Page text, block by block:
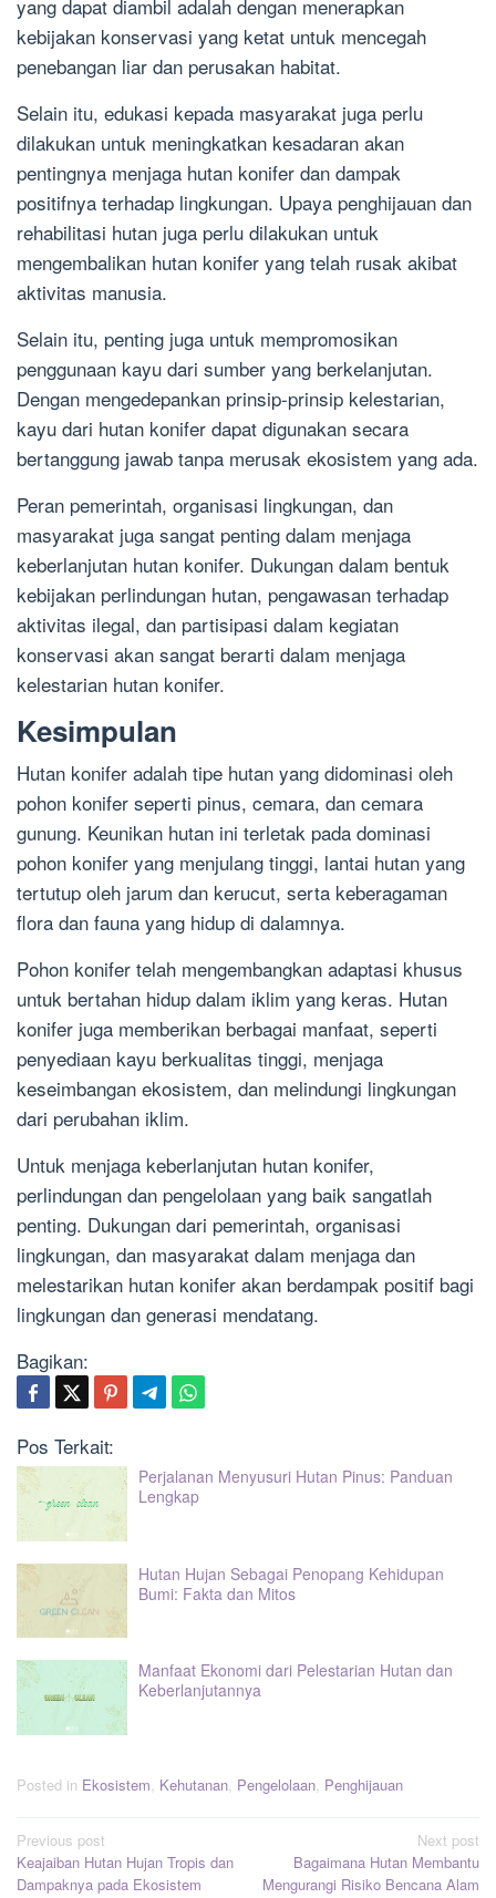
yang dapat diambil adalah dengan menerapkan
kebijakan konservasi yang ketat untuk mencegah
penebangan liar dan perusakan habitat.
Selain itu, edukasi kepada masyarakat juga perlu
dilakukan untuk meningkatkan kesadaran akan
pentingnya menjaga hutan konifer dan dampak
positifnya terhadap lingkungan. Upaya penghijauan dan
rehabilitasi hutan juga perlu dilakukan untuk
mengembalikan hutan konifer yang telah rusak akibat
aktivitas manusia.
Selain itu, penting juga untuk mempromosikan
penggunaan kayu dari sumber yang berkelanjutan.
Dengan mengedepankan prinsip-prinsip kelestarian,
kayu dari hutan konifer dapat digunakan secara
bertanggung jawab tanpa merusak ekosistem yang ada.
Peran pemerintah, organisasi lingkungan, dan
masyarakat juga sangat penting dalam menjaga
keberlanjutan hutan konifer. Dukungan dalam bentuk
kebijakan perlindungan hutan, pengawasan terhadap
aktivitas ilegal, dan partisipasi dalam kegiatan
konservasi akan sangat berarti dalam menjaga
kelestarian hutan konifer.
Kesimpulan
Hutan konifer adalah tipe hutan yang didominasi oleh
pohon konifer seperti pinus, cemara, dan cemara
gunung. Keunikan hutan ini terletak pada dominasi
pohon konifer yang menjulang tinggi, lantai hutan yang
tertutup oleh jarum dan kerucut, serta keberagaman
flora dan fauna yang hidup di dalamnya.
Pohon konifer telah mengembangkan adaptasi khusus
untuk bertahan hidup dalam iklim yang keras. Hutan
konifer juga memberikan berbagai manfaat, seperti
penyediaan kayu berkualitas tinggi, menjaga
keseimbangan ekosistem, dan melindungi lingkungan
dari perubahan iklim.
Untuk menjaga keberlanjutan hutan konifer,
perlindungan dan pengelolaan yang baik sangatlah
penting. Dukungan dari pemerintah, organisasi
lingkungan, dan masyarakat dalam menjaga dan
melestarikan hutan konifer akan berdampak positif bagi
lingkungan dan generasi mendatang.
Bagikan:
Pos Terkait:
Perjalanan Menyusuri Hutan Pinus: Panduan
Lengkap
Hutan Hujan Sebagai Penopang Kehidupan
Bumi: Fakta dan Mitos
Manfaat Ekonomi dari Pelestarian Hutan dan
Keberlanjutannya
Posted in Ekosistem Kehutanan Pengelolaan Penghijauan
Post
navigation
Previous post
Keajaiban Hutan Hujan Tropis dan
Dampaknya pada Ekosistem
Next post
Bagaimana Hutan Membantu
Mengurangi Risiko Bencana Alam